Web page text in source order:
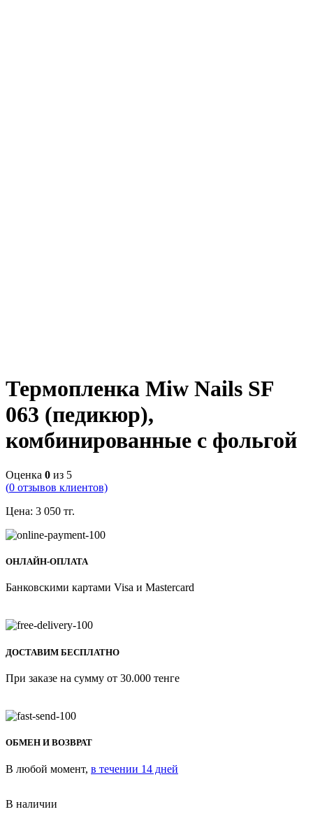
Термопленка Miw Nails SF
063 (педикюр),
комбинированные с фольгой
Оценка 0 из 5
(0 отзывов клиентов)
Цена: 3 050 тг.
ОНЛАЙН-ОПЛАТА
Банковскими картами Visa и Mastercard
ДОСТАВИМ БЕСПЛАТНО
При заказе на сумму от 30.000 тенге
ОБМЕН И ВОЗВРАТ
В любой момент, в течении 14 дней
В наличии